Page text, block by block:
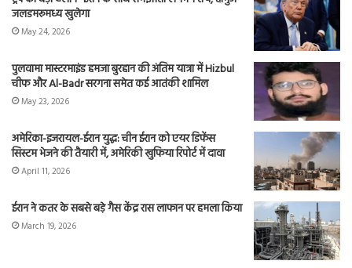
जलडमरूमध्य खुलेगा
May 24, 2026
पुलवामा मास्टरमाइंड हमजा बुरहान की अंतिम यात्रा में Hizbul
चीफ और Al-Badr सरगना समेत कई आतंकी शामिल
May 23, 2026
अमेरिका-इजरायल-ईरान युद्ध: चीन ईरान को एयर डिफेंस
सिस्टम भेजने की तैयारी में, अमेरिकी खुफिया रिपोर्ट में दावा
April 11, 2026
ईरान ने कतर के सबसे बड़े गैस केंद्र रास लाफान पर हमला किया
March 19, 2026